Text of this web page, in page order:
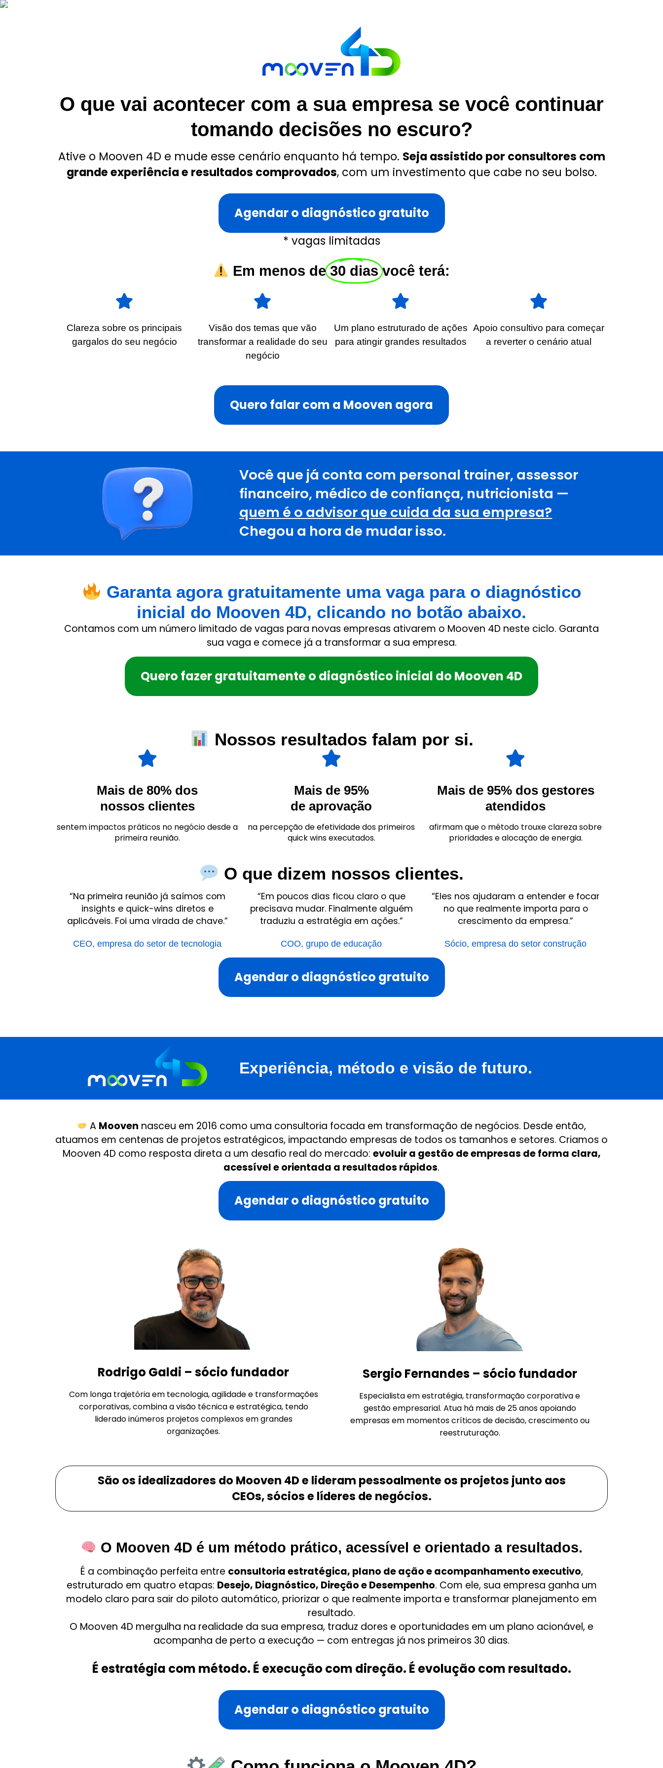
O que vai acontecer com a sua empresa se você continuar
tomando decisões no escuro?
Ative o Mooven 4D e mude esse cenário enquanto há tempo. Seja assistido por consultores com
grande experiência e resultados comprovados, com um investimento que cabe no seu bolso.
Agendar o diagnóstico gratuito
* vagas limitadas
Em menos de 30 dias você terá:
Clareza sobre os principais
gargalos do seu negócio
Visão dos temas que vão
transformar a realidade do seu
negócio
Um plano estruturado de ações
para atingir grandes resultados
Apoio consultivo para começar
a reverter o cenário atual
Quero falar com a Mooven agora
Você que já conta com personal trainer, assessor
financeiro, médico de confiança, nutricionista —
quem é o advisor que cuida da sua empresa?
Chegou a hora de mudar isso.
Garanta agora gratuitamente uma vaga para o diagnóstico
inicial do Mooven 4D, clicando no botão abaixo.
Contamos com um número limitado de vagas para novas empresas ativarem o Mooven 4D neste ciclo. Garanta
sua vaga e comece já a transformar a sua empresa.
Quero fazer gratuitamente o diagnóstico inicial do Mooven 4D
Nossos resultados falam por si.
Mais de 80% dos
nossos clientes
sentem impactos práticos no negócio desde a
primeira reunião.
Mais de 95%
de aprovação
na percepção de efetividade dos primeiros
quick wins executados.
Mais de 95% dos gestores
atendidos
afirmam que o método trouxe clareza sobre
prioridades e alocação de energia.
O que dizem nossos clientes.
“Na primeira reunião já saímos com
insights e quick-wins diretos e
aplicáveis. Foi uma virada de chave.”
CEO, empresa do setor de tecnologia
“Em poucos dias ficou claro o que
precisava mudar. Finalmente alguém
traduziu a estratégia em ações.”
COO, grupo de educação
“Eles nos ajudaram a entender e focar
no que realmente importa para o
crescimento da empresa.”
Sócio, empresa do setor construção
Agendar o diagnóstico gratuito
Experiência, método e visão de futuro.
A Mooven nasceu em 2016 como uma consultoria focada em transformação de negócios. Desde então,
atuamos em centenas de projetos estratégicos, impactando empresas de todos os tamanhos e setores. Criamos o
Mooven 4D como resposta direta a um desafio real do mercado: evoluir a gestão de empresas de forma clara,
acessível e orientada a resultados rápidos.
Agendar o diagnóstico gratuito
Rodrigo Galdi – sócio fundador
Com longa trajetória em tecnologia, agilidade e transformações
corporativas, combina a visão técnica e estratégica, tendo
liderado inúmeros projetos complexos em grandes
organizações.
Sergio Fernandes – sócio fundador
Especialista em estratégia, transformação corporativa e
gestão empresarial. Atua há mais de 25 anos apoiando
empresas em momentos críticos de decisão, crescimento ou
reestruturação.
São os idealizadores do Mooven 4D e lideram pessoalmente os projetos junto aos
CEOs, sócios e líderes de negócios.
O Mooven 4D é um método prático, acessível e orientado a resultados.
É a combinação perfeita entre consultoria estratégica, plano de ação e acompanhamento executivo,
estruturado em quatro etapas: Desejo, Diagnóstico, Direção e Desempenho. Com ele, sua empresa ganha um
modelo claro para sair do piloto automático, priorizar o que realmente importa e transformar planejamento em
resultado.
O Mooven 4D mergulha na realidade da sua empresa, traduz dores e oportunidades em um plano acionável, e
acompanha de perto a execução — com entregas já nos primeiros 30 dias.
É estratégia com método. É execução com direção. É evolução com resultado.
Agendar o diagnóstico gratuito